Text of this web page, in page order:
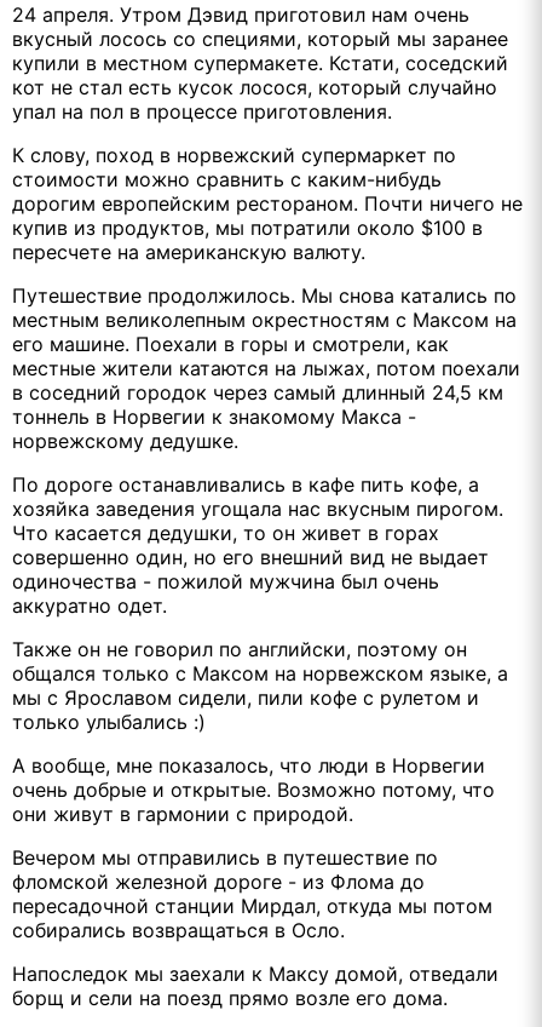
24 апреля. Утром Дэвид приготовил нам очень
вкусный лосось со специями, который мы заранее
купили в местном супермакете. Кстати, соседский
кот не стал есть кусок лосося, который случайно
упал на пол в процессе приготовления.
К слову, поход в норвежский супермаркет по
стоимости можно сравнить с каким-нибудь
дорогим европейским рестораном. Почти ничего не
купив из продуктов, мы потратили около $100 в
пересчете на американскую валюту.
Путешествие продолжилось. Мы снова катались по
местным великолепным окрестностям с Максом на
его машине. Поехали в горы и смотрели, как
местные жители катаются на лыжах, потом поехали
в соседний городок через самый длинный 24,5 км
тоннель в Норвегии к знакомому Макса -
норвежскому дедушке.
По дороге останавливались в кафе пить кофе, а
хозяйка заведения угощала нас вкусным пирогом.
Что касается дедушки, то он живет в горах
совершенно один, но его внешний вид не выдает
одиночества - пожилой мужчина был очень
аккуратно одет.
Также он не говорил по английски, поэтому он
общался только с Максом на норвежском языке, а
мы с Ярославом сидели, пили кофе с рулетом и
только улыбались :)
А вообще, мне показалось, что люди в Норвегии
очень добрые и открытые. Возможно потому, что
они живут в гармонии с природой.
Вечером мы отправились в путешествие по
фломской железной дороге - из Флома до
пересадочной станции Мирдал, откуда мы потом
собирались возвращаться в Осло.
Напоследок мы заехали к Максу домой, отведали
борщ и сели на поезд прямо возле его дома.